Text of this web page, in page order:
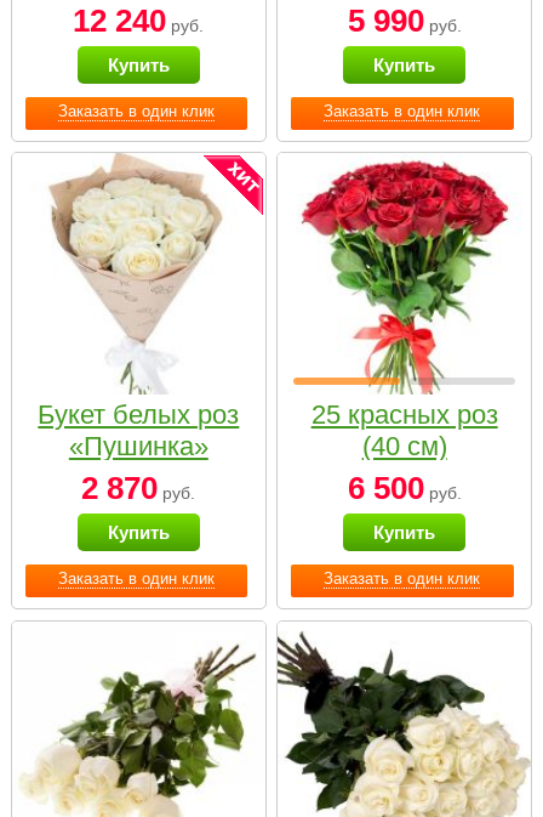
Заказать в один клик
12 240 руб.
Купить
Заказать в один клик
5 990руб.
Купить
Заказать в один клик
Букет белых роз
«Пушинка»
2 870 руб.
Купить
Заказать в один клик
25 красных роз
(40 см)
6 500руб.
Купить